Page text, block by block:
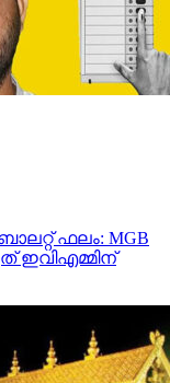
ഫലം: MGB
ഇവിഎമ്മിന്